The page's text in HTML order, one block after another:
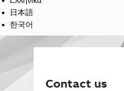
日本語
한국어
Contact us